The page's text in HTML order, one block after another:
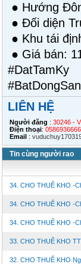
● Hướng
● Đối diện
● Khu tái
● Giá bán:
LIÊN HỆ
Người đăng : 30246 -
Điện thoại: 0586936666
Email :
Tin cùng người rao
34. CHO THUÊ KHO -
34. CHO THUÊ KHO -
34. CHO THUÊ KHO -
33. CHO THUÊ KHO
32. CHO THUÊ KHO